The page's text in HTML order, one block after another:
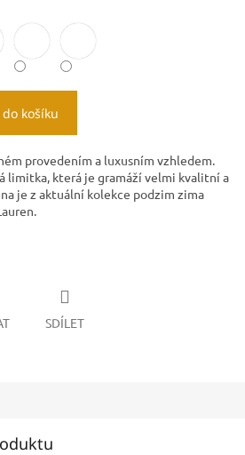
košíku
provedením a luxusním vzhledem.
limitka, která je gramáží velmi kvalitní a
je z aktuální kolekce podzim zima
SDÍLET